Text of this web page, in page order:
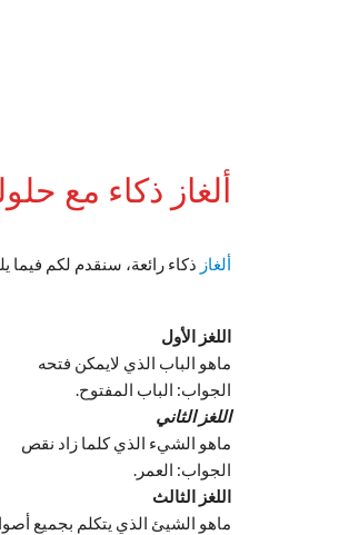
ألغاز ذكاء مع
ألغاز ذكاء رائعة، سنقدم لكم فيما
اللغز الأول
ماهو الباب الذي لايمكن فتحه
الجواب: الباب المفتوح.
اللغز الثاني
ماهو الشيء الذي كلما زاد نقص
الجواب: العمر.
اللغز الثالث
ماهو الشيئ الذي يتكلم بجميع